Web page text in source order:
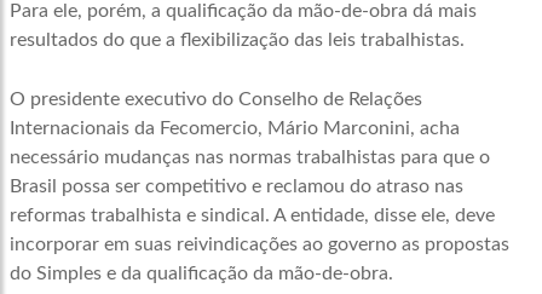
Para ele, porém, a qualificação da mão-de-obra dá mais
resultados do que a flexibilização das leis trabalhistas.
O presidente executivo do Conselho de Relações
Internacionais da Fecomercio, Mário Marconini, acha
necessário mudanças nas normas trabalhistas para que o
Brasil possa ser competitivo e reclamou do atraso nas
reformas trabalhista e sindical. A entidade, disse ele, deve
incorporar em suas reivindicações ao governo as propostas
do Simples e da qualificação da mão-de-obra.